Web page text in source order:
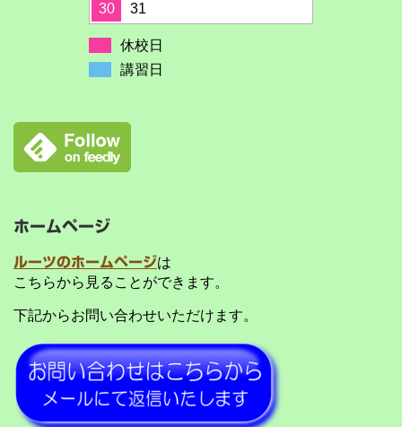
30
31
休校日
講習日
ホームページ
ルーツのホームページは
こちらから見ることができます。
下記からお問い合わせいただけます。